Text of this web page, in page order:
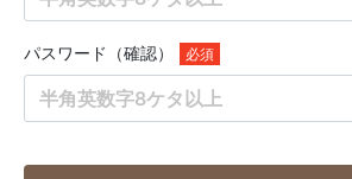
パスワード（確認）